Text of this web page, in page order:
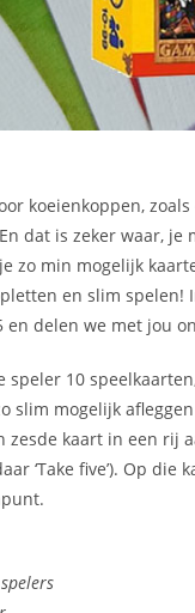
koeienkoppen,
dat is zeker waar, je
zo min mogelijk
en slim
en delen we met jou
speler 10
slim mogelijk
zesde kaart in een rij
‘Take five’). Op